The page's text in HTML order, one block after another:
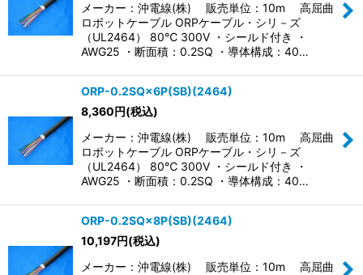
メーカー：沖電線(株) 販売単位：10m 高屈曲
ロボットケーブル ORPケーブル・シリ－ズ
（UL2464） 80℃ 300V ・シールド付き ・
AWG25 ・断面積：0.2SQ ・導体構成：40…
ORP-0.2SQ×6P(SB)(2464)
8,360円(税込)
メーカー：沖電線(株) 販売単位：10m 高屈曲
ロボットケーブル ORPケーブル・シリ－ズ
（UL2464） 80℃ 300V ・シールド付き ・
AWG25 ・断面積：0.2SQ ・導体構成：40…
ORP-0.2SQ×8P(SB)(2464)
10,197円(税込)
メーカー：沖電線(株) 販売単位：10m 高屈曲